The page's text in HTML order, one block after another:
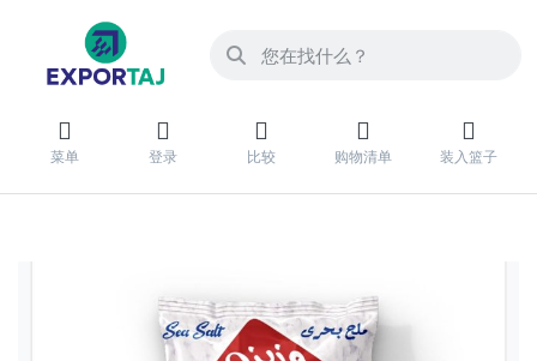
菜单 登录 比较 购物清单 装入篮子